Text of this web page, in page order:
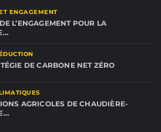
ENGAGEMENT
L’ENGAGEMENT POUR LA
DE CARBONE NET ZÉRO
AGRICOLES DE CHAUDIÈRE-